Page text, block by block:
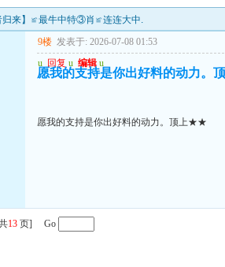
归来】≌最牛中特③肖≌连连大中.
9楼 发表于: 2026-07-08 01:53
u 回复 u 编辑 u
愿我的支持是你出好料的动力
愿我的支持是你出好料的动力。顶上★★
13 页] Go